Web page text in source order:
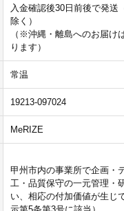
入金確認後30日前後で発送
除く）
（※沖縄・離島へのお届け
ります）
常温
19213-097024
MeRIZE
甲州市内の事業所で企画・
工・品質保守の一元管理・
い、相応の付加価値が生じ